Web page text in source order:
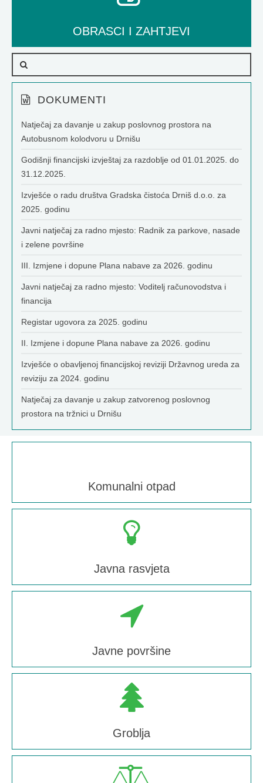
OBRASCI I ZAHTJEVI
DOKUMENTI
Natječaj za davanje u zakup poslovnog prostora na
Autobusnom kolodvoru u Drnišu
Godišnji financijski izvještaj za razdoblje od 01.01.2025. do
31.12.2025.
Izvješće o radu društva Gradska čistoća Drniš d.o.o. za
2025. godinu
Javni natječaj za radno mjesto: Radnik za parkove, nasade
i zelene površine
III. Izmjene i dopune Plana nabave za 2026. godinu
Javni natječaj za radno mjesto: Voditelj računovodstva i
financija
Registar ugovora za 2025. godinu
II. Izmjene i dopune Plana nabave za 2026. godinu
Izvješće o obavljenoj financijskoj reviziji Državnog ureda za
reviziju za 2024. godinu
Natječaj za davanje u zakup zatvorenog poslovnog
prostora na tržnici u Drnišu
Komunalni otpad
Javna rasvjeta
Javne površine
Groblja